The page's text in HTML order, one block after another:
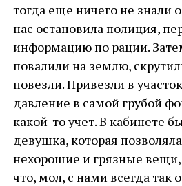
тогда еще ничего не знали
нас остановила полиция,
информацию по рации.
повалили на землю,
повезли. Привезли в
давление в самой грубой
какой-то учет. В кабинете
девушка, которая
нехорошие и грязные
что, мол, с нами всегда так